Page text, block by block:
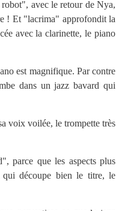
avec le retour de Nya,
! Et "lacrima" approfondit la
avec la clarinette, le piano
est magnifique. Par contre
dans un jazz bavard qui
voix voilée, le trompette très
parce que les aspects plus
qui découpe bien le titre, le